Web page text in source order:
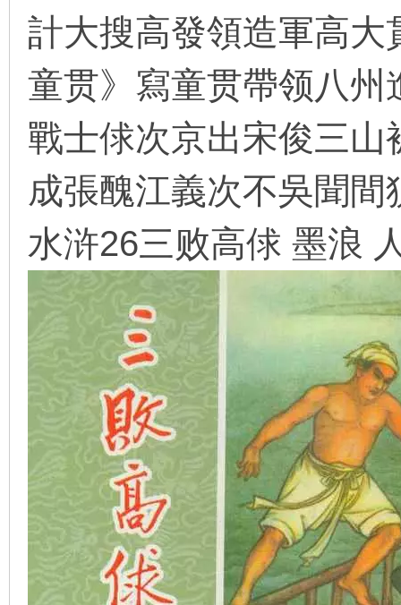
計大搜高發領造軍高
童贯》寫童贯帶领八
戰士俅次京出宋俊三
成張醜江義次不吳聞
水浒26三败高俅 墨浪